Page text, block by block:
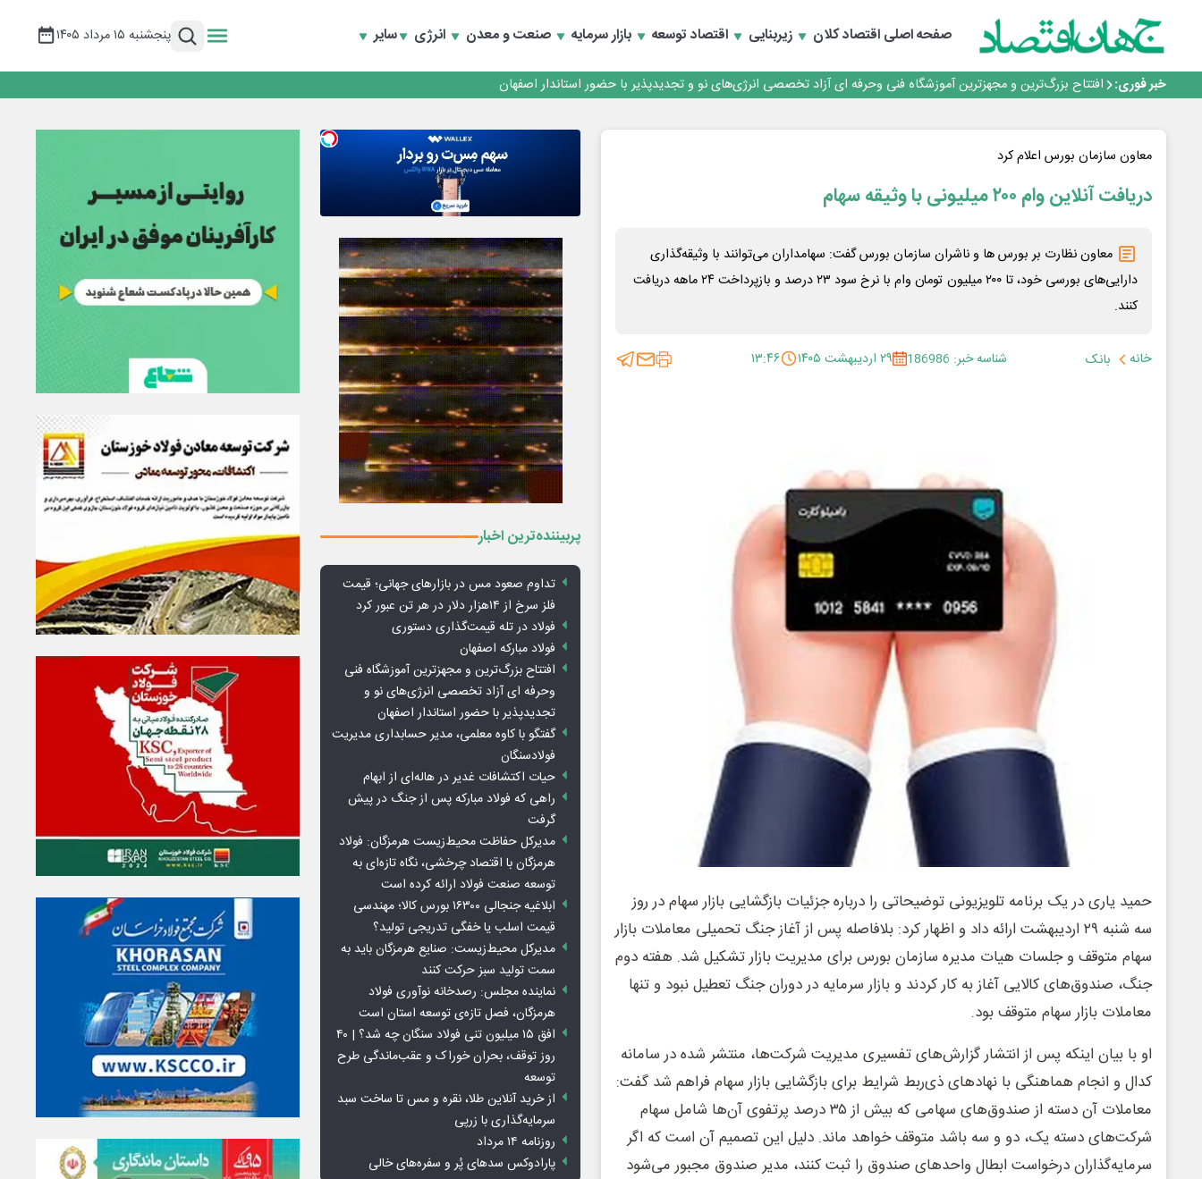
صفحه اصلیاقتصاد کلان زیربنایی اقتصاد توسعه بازار سرمایه صنعت و معدن انرژی سایر پنجشنبه ۱۵ مرداد ۱۴۰۵
خبر فوری:
فولاد در تله قیمت‌گذاری دستوری
فولاد مبارکه اصفهان
گفتگو با کاوه معلمی، مدیر حسابداری مدیریت فولادسنگان
تداوم صعود مس در بازارهای جهانی؛ قیمت فلز سرخ از ۱۴هزار دلار در هر تن عبور کرد
فولاد در تله قیمت‌گذاری دستوری
معاون سازمان بورس اعلام کرد
دریافت آنلاین وام ۲۰۰ میلیونی با وثیقه سهام
معاون نظارت بر بورس ها و ناشران سازمان بورس گفت: سهامداران می‌توانند با وثیقه‌گذاری
دارایی‌های بورسی خود، تا ۲۰۰ میلیون تومان وام با نرخ سود ۲۳ درصد و بازپرداخت ۲۴ ماهه دریافت
کنند.
خانه بانک شناسه خبر: 186986 ۲۹ اردیبهشت ۱۴۰۵ ۱۳:۴۶
حمید یاری در یک برنامه تلویزیونی توضیحاتی را درباره جزئیات بازگشایی بازار سهام در روز
سه شنبه ۲۹ اردیبهشت ارائه داد و اظهار کرد: بلافاصله پس از آغاز جنگ تحمیلی معاملات بازار
سهام متوقف و جلسات هیات مدیره سازمان بورس برای مدیریت بازار تشکیل شد. هفته دوم
جنگ، صندوق‌های کالایی آغاز به کار کردند و بازار سرمایه در دوران جنگ تعطیل نبود و تنها
معاملات بازار سهام متوقف بود.
او با بیان اینکه پس از انتشار گزارش‌های تفسیری مدیریت شرکت‌ها، منتشر شده در سامانه
کدال و انجام هماهنگی با نهادهای ذی‌ربط شرایط برای بازگشایی بازار سهام فراهم شد گفت:
معاملات آن دسته از صندوق‌های سهامی که بیش از ۳۵ درصد پرتفوی آن‌ها شامل سهام
شرکت‌های دسته یک، دو و سه باشد متوقف خواهد ماند. دلیل این تصمیم آن است که اگر
سرمایه‌گذاران درخواست ابطال واحدهای صندوق را ثبت کنند، مدیر صندوق مجبور می‌شود
پربیننده‌ترین اخبار
تداوم صعود مس در بازارهای جهانی؛ قیمت
فلز سرخ از ۱۴هزار دلار در هر تن عبور کرد
فولاد در تله قیمت‌گذاری دستوری
فولاد مبارکه اصفهان
افتتاح بزرگ‌ترین و مجهزترین آموزشگاه فنی
وحرفه ای آزاد تخصصی انرژی‌های نو و
تجدیدپذیر با حضور استاندار اصفهان
گفتگو با کاوه معلمی، مدیر حسابداری مدیریت
فولادسنگان
حیات اکتشافات غدیر در هاله‌ای از ابهام
راهی که فولاد مبارکه پس از جنگ در پیش
گرفت
مدیرکل حفاظت محیط‌زیست هرمزگان: فولاد
هرمزگان با اقتصاد چرخشی، نگاه تازه‌ای به
توسعه صنعت فولاد ارائه کرده است
ابلاغیه جنجالی ۱۶۳۰۰ بورس کالا؛ مهندسی
قیمت اسلب یا خفگی تدریجی تولید؟
مدیرکل محیط‌زیست: صنایع هرمزگان باید به
سمت تولید سبز حرکت کنند
نماینده مجلس: رصدخانه نوآوری فولاد
هرمزگان، فصل تازه‌ی توسعه استان است
افق ۱۵ میلیون تنی فولاد سنگان چه شد؟ | ۴۰
روز توقف، بحران خوراک و عقب‌ماندگی طرح
توسعه
از خرید آنلاین طلا، نقره و مس تا ساخت سبد
سرمایه‌گذاری با زرپی
روزنامه ۱۴ مرداد
پارادوکس سدهای پُر و سفره‌های خالی